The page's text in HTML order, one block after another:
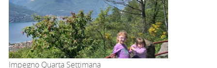
Impegno Quarta Settimana